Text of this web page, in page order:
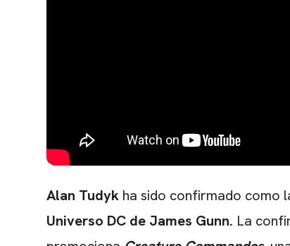
Alan Tudyk ha sido confirmado como
Universo DC de James Gunn. La